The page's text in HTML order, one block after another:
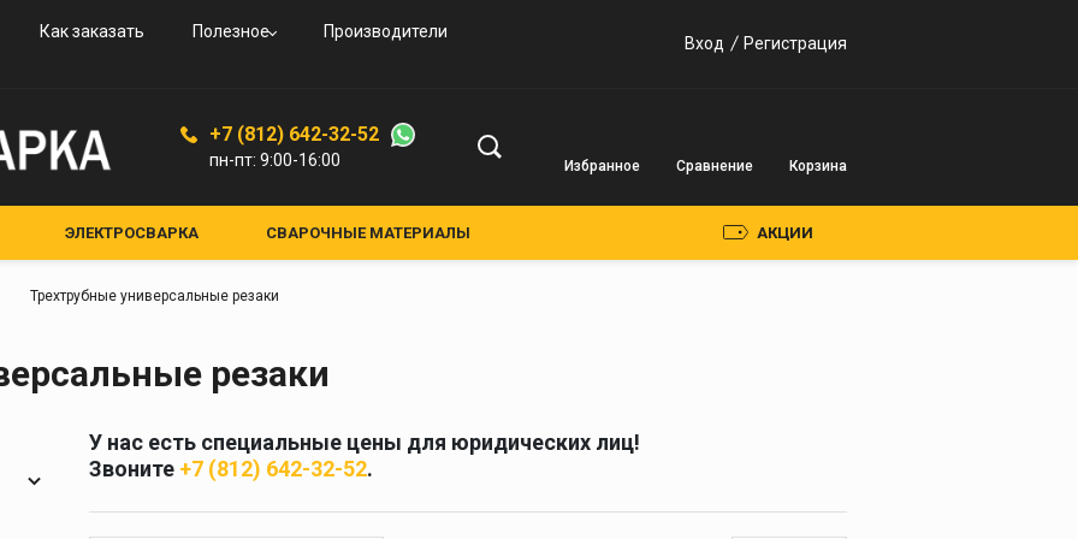
Как заказать Полезное
Производители
Вход Регистрация
+7 (812) 642-32-52
пн-пт: 9:00-16:00 Избранное Сравнение Корзина
Маски для сварки
Краги и перчатки
Трансформаторного
ЭЛЕКТРОСВАРКА СВАРОЧНЫЕ МАТЕРИАЛЫ
И АКСЕССУАРЫ
АКЦИИ
Трехтрубные универсальные резаки
резаки
У нас есть специальные цены для юридических лиц!
Звоните +7 (812) 642-32-52.